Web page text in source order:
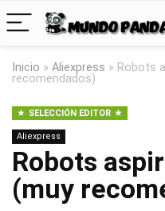
Inicio » Aliexpress » Robots
recomendados)
SELECCIÓN EDITOR
Aliexpress
Robots
(muy